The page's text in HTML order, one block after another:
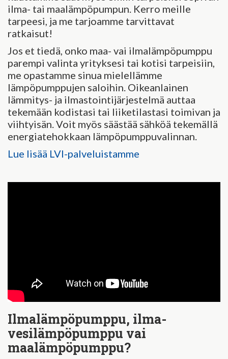
ilma- tai maalämpöpumpun. Kerro meille
tarpeesi, ja me tarjoamme tarvittavat
ratkaisut!
Jos et tiedä, onko maa- vai ilmalämpöpumppu
parempi valinta yrityksesi tai kotisi tarpeisiin,
me opastamme sinua mielellämme
lämpöpumppujen saloihin. Oikeanlainen
lämmitys- ja ilmastointijärjestelmä auttaa
tekemään kodistasi tai liiketilastasi toimivan ja
viihtyisän. Voit myös säästää sähköä tekemällä
energiatehokkaan lämpöpumppuvalinnan.
Lue lisää LVI-palveluistamme
Ilmalämpöpumppu, ilma-
vesilämpöpumppu vai
maalämpöpumppu?